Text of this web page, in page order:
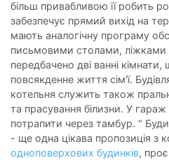
більш привабливою її робить
забезпечує прямий вихід на
мають аналогічну програму
письмовими столами, ліжками
передбачено дві ванні
повсякденне життя сім'ї.
котельня служить також
та прасування білизни. У
потрапити через тамбур. "
- ще одна цікава пропозиція з
одноповерхових будинків,